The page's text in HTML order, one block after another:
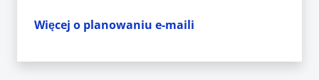
Więcej o planowaniu e-maili